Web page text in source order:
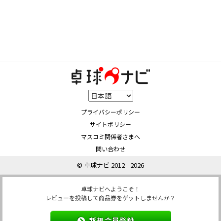
プライバシーポリシー
サイトポリシー
マスコミ関係者さまへ
問い合わせ
© 卓球ナビ 2012 - 2026
卓球ナビへようこそ！
レビューを投稿して商品券をゲットしませんか？